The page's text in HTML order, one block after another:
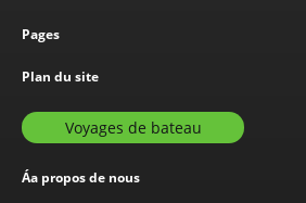
Pages
Plan du site
Voyages de bateau
Áa propos de nous